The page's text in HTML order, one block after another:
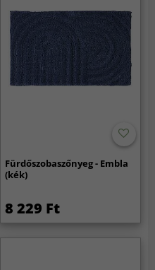
Fürdőszobaszőnyeg - Embla
(kék)
8 229 Ft